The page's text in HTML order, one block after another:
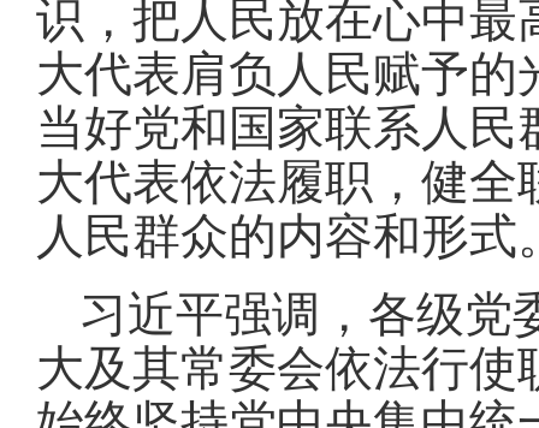
识，把人民放在心中最
大代表肩负人民赋予
当好党和国家联系人
大代表依法履职，健
人民群众的内容和形式
习近平强调，各级党
大及其常委会依法行